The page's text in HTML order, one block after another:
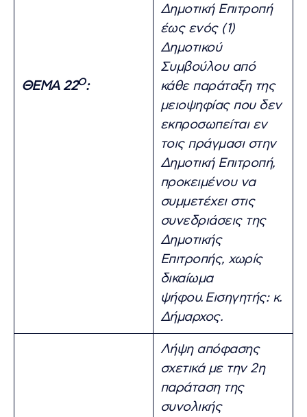
ΘΕΜΑ 22Ο:
Δημοτική Επιτροπή
έως ενός (1)
Δημοτικού
Συμβούλου από
κάθε παράταξη της
μειοψηφίας που δεν
εκπροσωπείται εν
τοις πράγμασι στην
Δημοτική Επιτροπή,
προκειμένου να
συμμετέχει στις
συνεδριάσεις της
Δημοτικής
Επιτροπής, χωρίς
δικαίωμα
ψήφου. Εισηγητής: κ.
Δήμαρχος.
Λήψη απόφασης
σχετικά με την 2η
παράταση της
συνολικής